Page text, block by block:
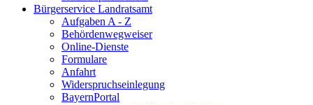
Bürgerservice Landratsamt
Aufgaben A - Z
Behördenwegweiser
Online-Dienste
Formulare
Anfahrt
Widerspruchseinlegung
BayernPortal